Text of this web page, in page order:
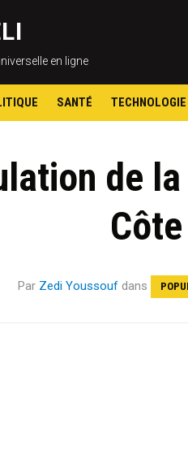
en ligne
SANTÉ TECHNOLOGIE
de
Par Zedi Youssouf dans